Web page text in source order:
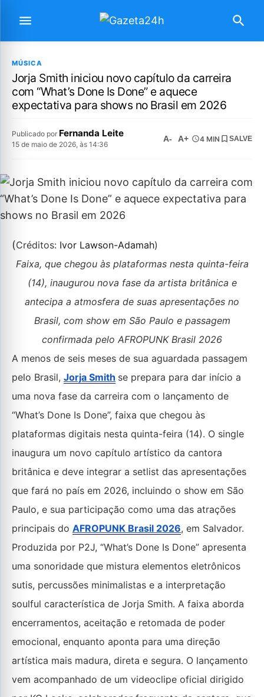
MÚSICA
Jorja Smith iniciou novo capítulo da carreira
com “What’s Done Is Done” e aquece
expectativa para shows no Brasil em 2026
Publicado por Fernanda Leite
15 de maio de 2026, às 14:36
A- A+ 4 MIN SALVE
(Créditos: Ivor Lawson-Adamah)
Faixa, que chegou às plataformas nesta quinta-feira
(14), inaugurou nova fase da artista britânica e
antecipa a atmosfera de suas apresentações no
Brasil, com show em São Paulo e passagem
confirmada pelo AFROPUNK Brasil 2026
A menos de seis meses de sua aguardada passagem
pelo Brasil, Jorja Smith se prepara para dar início a
uma nova fase da carreira com o lançamento de
“What’s Done Is Done”, faixa que chegou às
plataformas digitais nesta quinta-feira (14). O single
inaugura um novo capítulo artístico da cantora
britânica e deve integrar a setlist das apresentações
que fará no país em 2026, incluindo o show em São
Paulo, e sua participação como uma das atrações
principais do AFROPUNK Brasil 2026, em Salvador.
Produzida por P2J, “What’s Done Is Done” apresenta
uma sonoridade que mistura elementos eletrônicos
sutis, percussões minimalistas e a interpretação
soulful característica de Jorja Smith. A faixa aborda
encerramentos, aceitação e retomada de poder
emocional, enquanto aponta para uma direção
artística mais madura, direta e segura. O lançamento
vem acompanhado de um videoclipe oficial dirigido